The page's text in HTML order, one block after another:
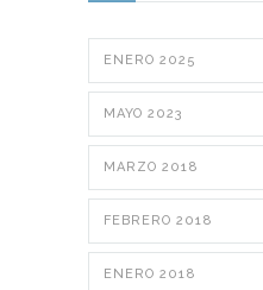
ENERO 2025
MAYO 2023
MARZO 2018
FEBRERO 2018
ENERO 2018